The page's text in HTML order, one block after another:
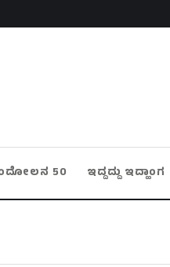
50 ಇದ್ದದ್ದು ಇದ್ಹಾಂಗ